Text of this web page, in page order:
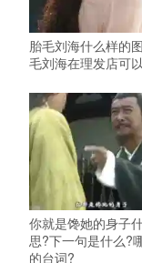
胎毛刘海什么样的
毛刘海在理发店可
你就是馋她的身子
思?下一句是什么?
的台词?